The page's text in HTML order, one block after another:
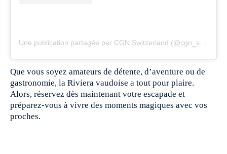
Une publication partagée par CGN Switzerland (@cgn_switzerland)
Que vous soyez amateurs de détente, d’aventure ou de
gastronomie, la Riviera vaudoise a tout pour plaire.
Alors, réservez dès maintenant votre escapade et
préparez-vous à vivre des moments magiques avec vos
proches.